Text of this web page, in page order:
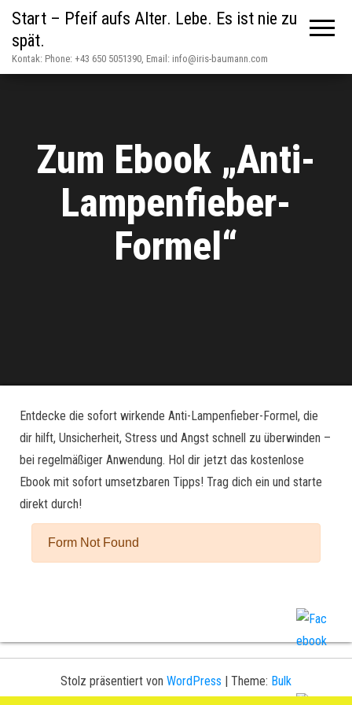
Start – Pfeif aufs Alter. Lebe. Es ist nie zu
spät.
Kontak: Phone: +43 650 5051390, Email: info@iris-baumann.com
Zum Ebook „Anti-
Lampenfieber-
Formel“
Entdecke die sofort wirkende Anti-Lampenfieber-Formel, die
dir hilft, Unsicherheit, Stress und Angst schnell zu überwinden –
bei regelmäßiger Anwendung. Hol dir jetzt das kostenlose
Ebook mit sofort umsetzbaren Tipps! Trag dich ein und starte
direkt durch!
Stolz präsentiert von WordPress | Theme: Bulk